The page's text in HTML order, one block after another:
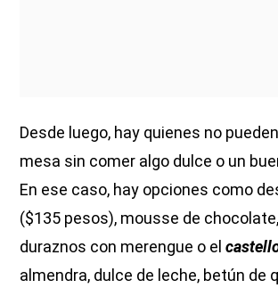
Desde luego, hay quienes no
mesa sin comer algo dulce o un
En ese caso, hay opciones como
($135 pesos), mousse de
duraznos con merengue o el
almendra, dulce de leche, betún de